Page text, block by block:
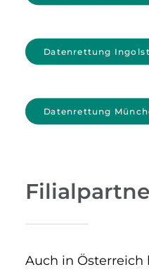
Datenrettung
Datenrettung
Auch in